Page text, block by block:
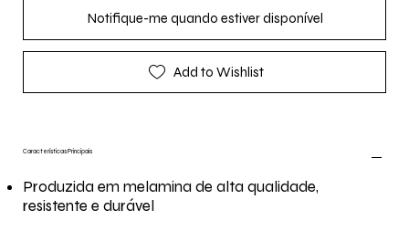
Notifique-me quando estiver disponível
Add to Wishlist
Características Principais
Produzida em melamina de alta qualidade,
resistente e durável